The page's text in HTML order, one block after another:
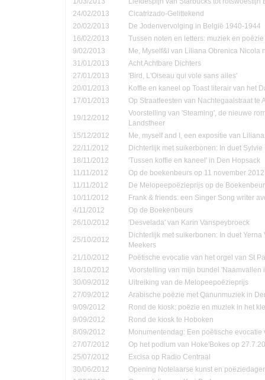
24/02/2013
Cicatrizado-Gelittekend
20/02/2013
De Jodenvervolging in België 1940-1944
16/02/2013
Tussen noten en letters: muziek en
9/02/2013
Me, Myself&I van Liliana Obrenica Nicola
31/01/2013
Acht Achtbare Dichters
27/01/2013
'Bird, L'Oiseau qui vole sans ailes'
20/01/2013
Koffie en kaneel op Toast literair van het
17/01/2013
Op Straatfeesten van Nachtegaalstraat te
19/12/2012
Voorstelling van 'Steaming', de nieuwe
Landstheer
15/12/2012
Me, myself and I, een expositie van
22/11/2012
Dichterlijk met suikerbonen: In duet
18/11/2012
'Tussen koffie en kaneel' in Den Hopsack
11/11/2012
Op de boekenbeurs op 11 november 2012
11/11/2012
De Melopeepoëzieprijs op de
10/11/2012
Frank & friends: een Singer Song writer
4/11/2012
Op de Boekenbeurs
26/10/2012
'Desvelada' van Karin Vanspeybroeck
25/10/2012
Dichterlijk met suikerbonen: In duet
Meekers
21/10/2012
Poëtische evocatie van het orgel van St
18/10/2012
Voorstelling van mijn bundel 'Naamvallen
30/09/2012
Uitreiking van de Melopeepoëzieprijs
27/09/2012
Arabische poëzie met Qanunmuziek in
9/09/2012
Rond de kiosk: poëzie en muziek in het
9/09/2012
Rond de kiosk te Hoboken
8/09/2012
Monumentendag: Een poëtische evocatie
27/07/2012
Op het podium van Hoke'Bokes op
25/07/2012
Excisa op Radio Centraal
30/06/2012
Opening Notelaarse kunst en